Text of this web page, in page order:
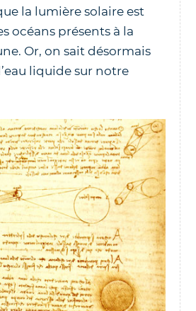
la lumière solaire est
océans présents à la
Or, on sait désormais
liquide sur notre